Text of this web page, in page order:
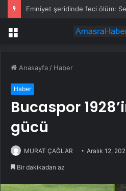
Menü
Anasayfa / Haber
Haber
Bucaspor
gücü
MURAT ÇAĞLAR Aralık 12,
Bir dakikadan az